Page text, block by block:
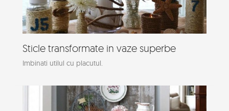
Sticle transformate in vaze superbe
Imbinati utilul cu placutul.